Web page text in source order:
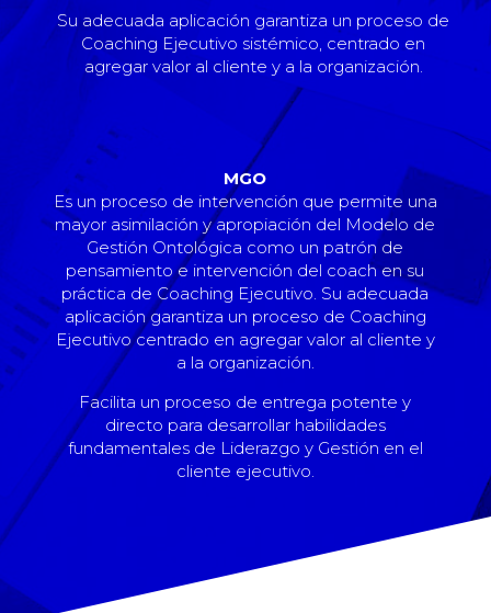
Su adecuada aplicación garantiza un proceso de
Coaching Ejecutivo sistémico, centrado en
agregar valor al cliente y a la organización.
MGO
Es un proceso de intervención que permite una
mayor asimilación y apropiación del Modelo de
Gestión Ontológica como un patrón de
pensamiento e intervención del coach en su
práctica de Coaching Ejecutivo. Su adecuada
aplicación garantiza un proceso de Coaching
Ejecutivo centrado en agregar valor al cliente y
a la organización.
Facilita un proceso de entrega potente y
directo para desarrollar habilidades
fundamentales de Liderazgo y Gestión en el
cliente ejecutivo.